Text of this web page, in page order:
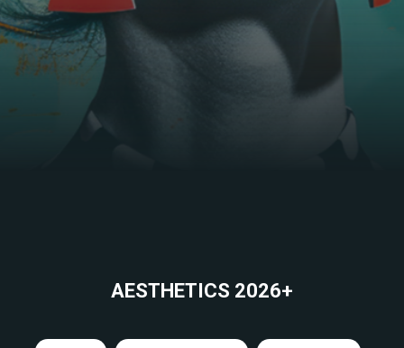
AESTHETICS 2026+